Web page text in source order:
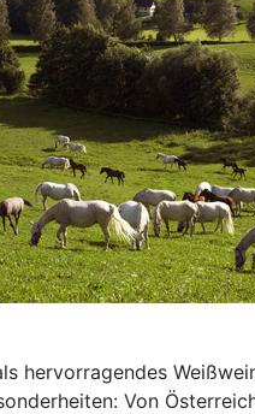
hervorragendes
Von